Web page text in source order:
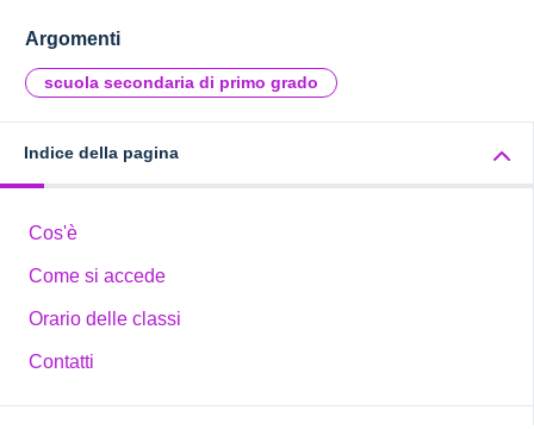
Argomenti
scuola secondaria di primo grado
Indice della pagina
Cos'è
Come si accede
Orario delle classi
Contatti